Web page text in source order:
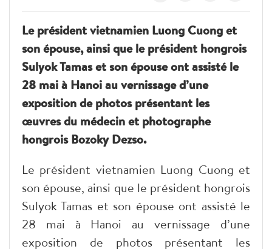
Le président vietnamien Luong Cuong et
son épouse, ainsi que le président hongrois
Sulyok Tamas et son épouse ont assisté le
28 mai à Hanoi au vernissage d’une
exposition de photos présentant les
œuvres du médecin et photographe
hongrois Bozoky Dezso.
Le président vietnamien Luong Cuong et
son épouse, ainsi que le président hongrois
Sulyok Tamas et son épouse ont assisté le
28 mai à Hanoi au vernissage d’une
exposition de photos présentant les